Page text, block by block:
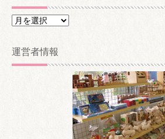
ア
カ
イ
運営者情報